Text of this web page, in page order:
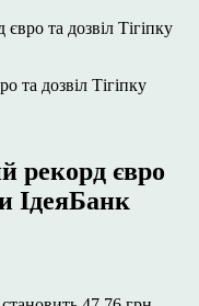
та дозвіл Тігіпку
рекорд євро
ІдеяБанк